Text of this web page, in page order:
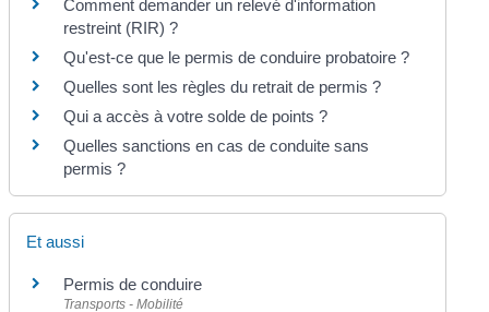
Comment demander un relevé d'information
restreint (RIR) ?
Qu'est-ce que le permis de conduire probatoire ?
Quelles sont les règles du retrait de permis ?
Qui a accès à votre solde de points ?
Quelles sanctions en cas de conduite sans
permis ?
Et aussi
Permis de conduire
Transports - Mobilité